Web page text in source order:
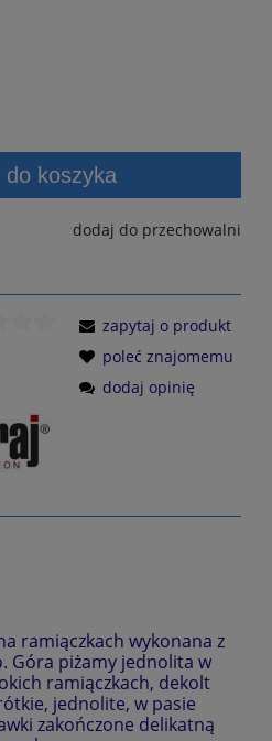
do koszyka
dodaj do przechowalni
zapytaj o produkt
poleć znajomemu
dodaj opinię
ramiączkach wykonana z
Góra piżamy jednolita w
ramiączkach, dekolt
jednolite, w pasie
zakończone delikatną